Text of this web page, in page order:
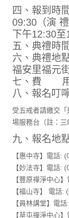
四、報到時
09:30（演
下午12:30至
五、典禮時
六、典禮地
福安里
七、費 用
八、報名叮
受五戒者請繳交
場服務台（註：三
九、報名地
【惠中寺】電話
【妙法寺】電話:
【豐原禪淨中心
【福山寺】 電
【員林講堂】電
【草屯禪淨中心